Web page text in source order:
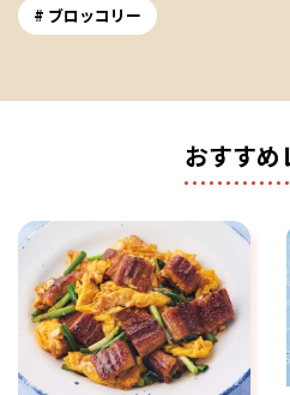
ブロッコリー
おすすめ